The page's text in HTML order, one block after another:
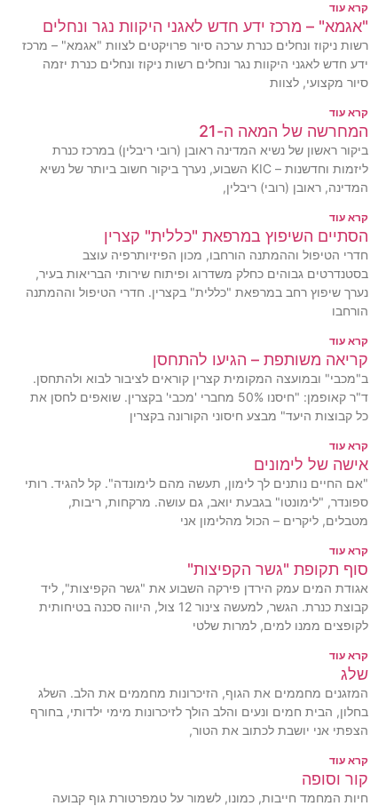
קרא עוד
"אגמא" – מרכז ידע חדש לאגני היקוות נגר ונחלים
רשות ניקוז ונחלים כנרת ערכה סיור פרויקטים לצוות "אגמא" – מרכז
ידע חדש לאגני היקוות נגר ונחלים רשות ניקוז ונחלים כנרת יזמה
סיור מקצועי, לצוות
קרא עוד
המחרשה של המאה ה-21
ביקור ראשון של נשיא המדינה ראובן (רובי ריבלין) במרכז כנרת
ליזמות וחדשנות – KIC השבוע, נערך ביקור חשוב ביותר של נשיא
המדינה, ראובן (רובי) ריבלין,
קרא עוד
הסתיים השיפוץ במרפאת "כללית" קצרין
חדרי הטיפול וההמתנה הורחבו, מכון הפיזיותרפיה עוצב
בסטנדרטים גבוהים כחלק משדרוג ופיתוח שירותי הבריאות בעיר,
נערך שיפוץ רחב במרפאת "כללית" בקצרין. חדרי הטיפול וההמתנה
הורחבו
קרא עוד
קריאה משותפת – הגיעו להתחסן
ב"מכבי" ובמועצה המקומית קצרין קוראים לציבור לבוא ולהתחסן.
ד"ר קאופמן: "חיסנו 50% מחברי 'מכבי' בקצרין. שואפים לחסן את
כל קבוצות היעד" מבצע חיסוני הקורונה בקצרין
קרא עוד
אישה של לימונים
"אם החיים נותנים לך לימון, תעשה מהם לימונדה". קל להגיד. רותי
ספונדר, "לימונטו" בגבעת יואב, גם עושה. מרקחות, ריבות,
מטבלים, ליקרים – הכול מהלימון אני
קרא עוד
סוף תקופת "גשר הקפיצות"
אגודת המים עמק הירדן פירקה השבוע את "גשר הקפיצות", ליד
קבוצת כנרת. הגשר, למעשה צינור 12 צול, היווה סכנה בטיחותית
לקופצים ממנו למים, למרות שלטי
קרא עוד
שלג
המזגנים מחממים את הגוף, הזיכרונות מחממים את הלב. השלג
בחלון, הבית חמים ונעים והלב הולך לזיכרונות מימי ילדותי, בחורף
הצפתי אני יושבת לכתוב את הטור,
קרא עוד
קור וסופה
חיות המחמד חייבות, כמונו, לשמור על טמפרטורת גוף קבועה